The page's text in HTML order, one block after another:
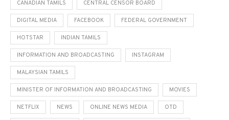
CANADIAN TAMILS CENTRAL CENSOR BOARD
DIGITAL MEDIA FACEBOOK FEDERAL GOVERNMENT
HOTSTAR INDIAN TAMILS
INFORMATION AND BROADCASTING INSTAGRAM
MALAYSIAN TAMILS
MINISTER OF INFORMATION AND BROADCASTING MOVIES
NETFLIX NEWS ONLINE NEWS MEDIA OTD